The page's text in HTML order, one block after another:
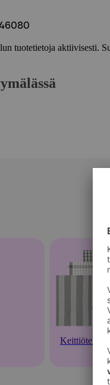
tuotetietoja aktiivisesti.
Keittiötekstiilit